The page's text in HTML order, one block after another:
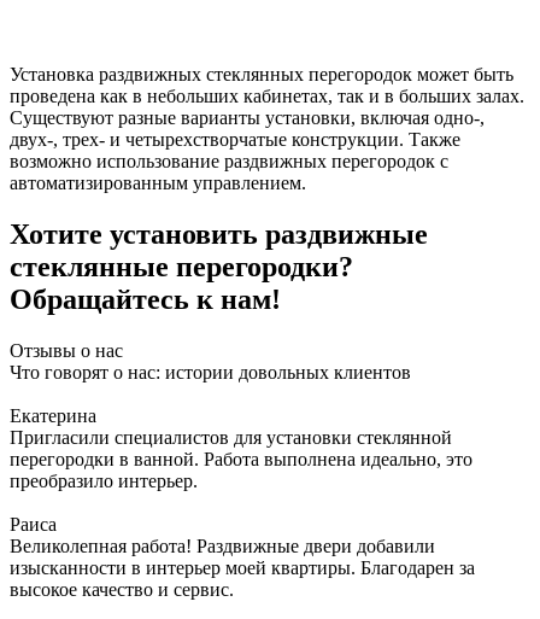
Установка раздвижных стеклянных перегородок может быть
проведена как в небольших кабинетах, так и в больших залах.
Существуют разные варианты установки, включая одно-,
двух-, трех- и четырехстворчатые конструкции. Также
возможно использование раздвижных перегородок с
автоматизированным управлением.
Хотите установить раздвижные
стеклянные перегородки?
Обращайтесь к нам!
Отзывы о нас
Что говорят о нас: истории довольных клиентов
Екатерина
Пригласили специалистов для установки стеклянной
перегородки в ванной. Работа выполнена идеально, это
преобразило интерьер.
Раиса
Великолепная работа! Раздвижные двери добавили
изысканности в интерьер моей квартиры. Благодарен за
высокое качество и сервис.